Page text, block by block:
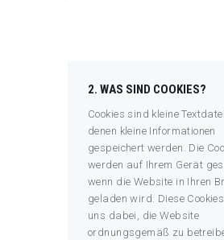
2. WAS SIND COOKIES?
Cookies sind kleine
denen kleine Informationen
gespeichert werden. Die
werden auf Ihrem Gerät
wenn die Website in Ihren
geladen wird. Diese
uns dabei, die Website
ordnungsgemäß zu